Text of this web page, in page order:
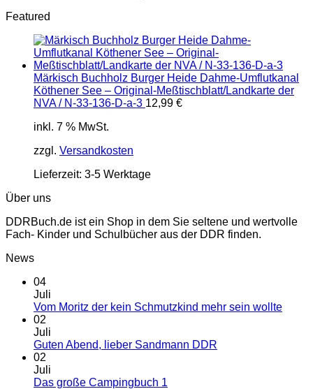
Featured
Märkisch Buchholz Burger Heide Dahme-Umflutkanal
Köthener See – Original-Meßtischblatt/Landkarte der
NVA / N-33-136-D-a-3 12,99 €
inkl. 7 % MwSt.
zzgl. Versandkosten
Lieferzeit: 3-5 Werktage
Über uns
DDRBuch.de ist ein Shop in dem Sie seltene und wertvolle
Fach- Kinder und Schulbücher aus der DDR finden.
News
04
Juli
Vom Moritz der kein Schmutzkind mehr sein wollte
02
Juli
Guten Abend, lieber Sandmann DDR
02
Juli
Das große Campingbuch 1